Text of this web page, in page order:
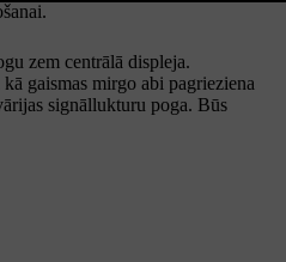
zem centrālā displeja.
gaismas mirgo abi pagrieziena
signāllukturu poga. Būs